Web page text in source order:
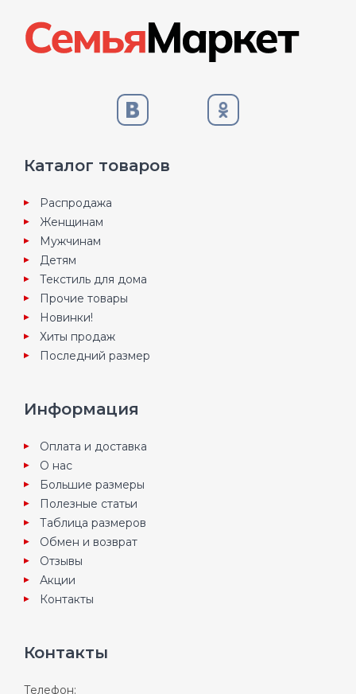
Каталог товаров
Распродажа
Женщинам
Мужчинам
Детям
Текстиль для дома
Прочие товары
Новинки!
Хиты продаж
Последний размер
Информация
Оплата и доставка
О нас
Большие размеры
Полезные статьи
Таблица размеров
Обмен и возврат
Отзывы
Акции
Контакты
Контакты
Телефон: